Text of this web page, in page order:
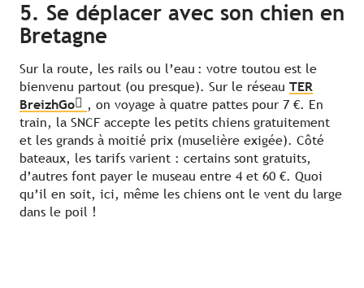
5. Se déplacer avec son chien en
Bretagne
Sur la route, les rails ou l’eau : votre toutou est le
bienvenu partout (ou presque). Sur le réseau TER
BreizhGo
, on voyage à quatre pattes pour 7 €. En
train, la SNCF accepte les petits chiens gratuitement
et les grands à moitié prix (muselière exigée). Côté
bateaux, les tarifs varient : certains sont gratuits,
d’autres font payer le museau entre 4 et 60 €. Quoi
qu’il en soit, ici, même les chiens ont le vent du large
dans le poil !